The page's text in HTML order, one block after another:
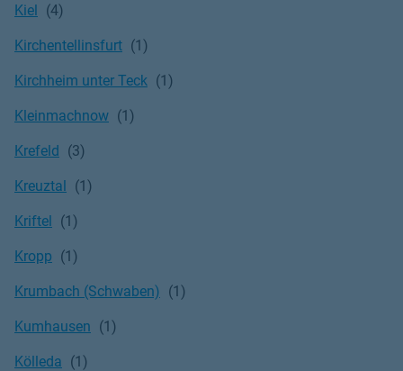
Kiel
Kirchentellinsfurt
Kirchheim unter Teck
Kleinmachnow
Krefeld
Kreuztal
Kriftel
Kropp
Krumbach (Schwaben)
Kumhausen
Kölleda